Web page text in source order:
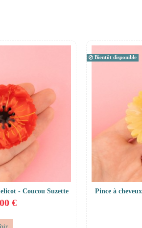
- Coucou Suzette
€
Bientôt disponible
Pince à